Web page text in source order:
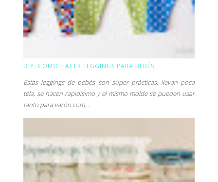
DIY: CÓMO HACER LEGGINGS PARA BEBÉS
Estas leggings de bebés son súper prácticas, llevan poca
tela, se hacen rapidísimo y el mismo molde se pueden usar
tanto para varón com...